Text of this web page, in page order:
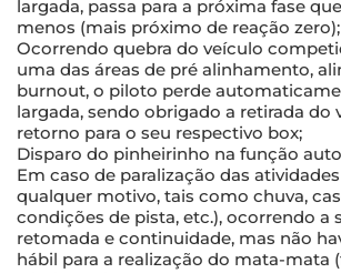
largada, passa para a próxima fase
menos (mais próximo de reação zero);
Ocorrendo quebra do veículo
uma das áreas de pré alinhamento,
burnout, o piloto perde
largada, sendo obrigado a retirada do
retorno para o seu respectivo box;
Disparo do pinheirinho na função
Em caso de paralização das
qualquer motivo, tais como chuva,
condições de pista, etc.), ocorrendo a
retomada e continuidade, mas não
hábil para a realização do mata-mata